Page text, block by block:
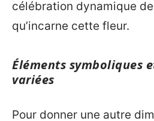
célébration dynamique
qu’incarne cette fleur.
Éléments symboliques
variées
Pour donner une autre